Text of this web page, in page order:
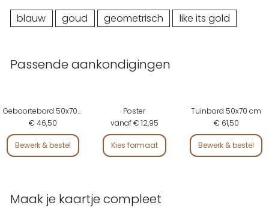
blauw goud geometrisch like its gold
Maak je kaartje compleet
Passende aankondigingen
Geboortebord 50x70 cm
€ 46,50
Bewerk & bestel
Poster
vanaf € 12,95
Kies formaat
Tuinbord 50x70 cm
€ 61,50
Bewerk & bestel